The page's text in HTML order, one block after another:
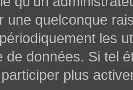
une quelconque
les
de données. Si tel
plus